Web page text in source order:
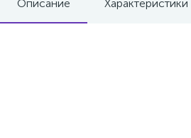
Описание Характеристики